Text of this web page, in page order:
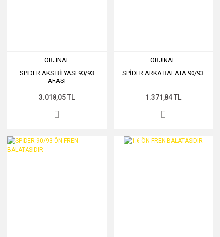
ORJINAL
SPIDER AKS BİLYASI 90/93
ARASI
3.018,05 TL
ORJINAL
SPİDER ARKA BALATA 90/93
1.371,84 TL